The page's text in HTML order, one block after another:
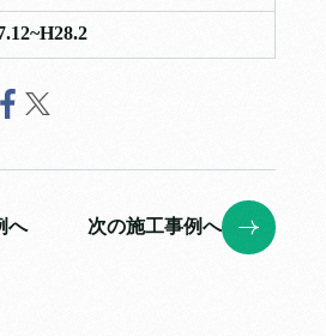
へ 次の施工事例へ